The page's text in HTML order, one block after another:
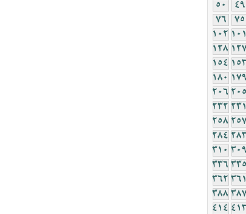
49
50
75
76
101
102
128
153
154
179
180
205
206
231
232
258
283
284
309
310
335
336
361
362
388
413
414